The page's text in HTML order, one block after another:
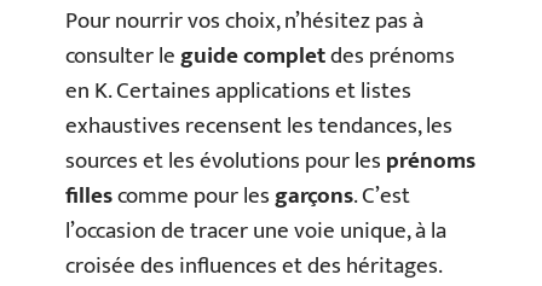
Pour nourrir vos choix, n’hésitez pas à
consulter leguide completdes prénoms
en K. Certaines applications et listes
exhaustives recensent les tendances, les
sources et les évolutions pour lesprénoms
fillescomme pour lesgarçons. C’est
l’occasion de tracer une voie unique, à la
croisée des influences et des héritages.